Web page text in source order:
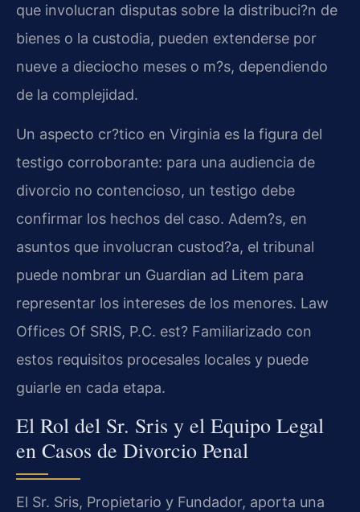
que involucran disputas sobre la distribuci?n de
bienes o la custodia, pueden extenderse por
nueve a dieciocho meses o m?s, dependiendo
de la complejidad.
Un aspecto cr?tico en Virginia es la figura del
testigo corroborante: para una audiencia de
divorcio no contencioso, un testigo debe
confirmar los hechos del caso. Adem?s, en
asuntos que involucran custod?a, el tribunal
puede nombrar un Guardian ad Litem para
representar los intereses de los menores. Law
Offices Of SRIS, P.C. est? Familiarizado con
estos requisitos procesales locales y puede
guiarle en cada etapa.
El Rol del Sr. Sris y el Equipo Legal
en Casos de Divorcio Penal
El Sr. Sris, Propietario y Fundador, aporta una